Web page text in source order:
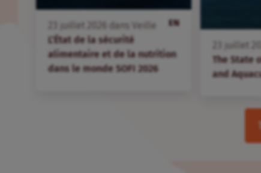
EN
juillet dans
Veille
L’État de la sécurité
alimentaire et de la nutrition
dans le monde SOFI 2026
juillet
The State
and